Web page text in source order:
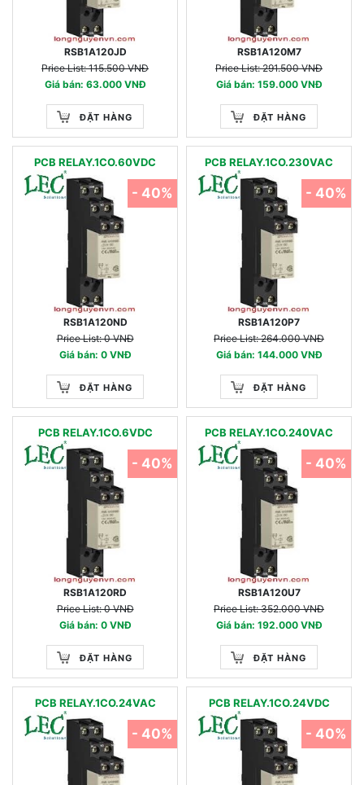
RSB1A120JD
Price List: 115.500 VNĐ
Giá bán: 63.000 VNĐ
ĐẶT HÀNG
RSB1A120M7
Price List: 291.500 VNĐ
Giá bán: 159.000 VNĐ
ĐẶT HÀNG
PCB RELAY.1CO.60VDC
RSB1A120ND
Price List: 0 VNĐ
Giá bán: 0 VNĐ
ĐẶT HÀNG
- 40%
PCB RELAY.1CO.230VAC
RSB1A120P7
Price List: 264.000 VNĐ
Giá bán: 144.000 VNĐ
ĐẶT HÀNG
- 40%
PCB RELAY.1CO.6VDC
RSB1A120RD
Price List: 0 VNĐ
Giá bán: 0 VNĐ
ĐẶT HÀNG
- 40%
PCB RELAY.1CO.240VAC
RSB1A120U7
Price List: 352.000 VNĐ
Giá bán: 192.000 VNĐ
ĐẶT HÀNG
- 40%
PCB RELAY.1CO.24VAC
- 40%
PCB RELAY.1CO.24VDC
- 40%